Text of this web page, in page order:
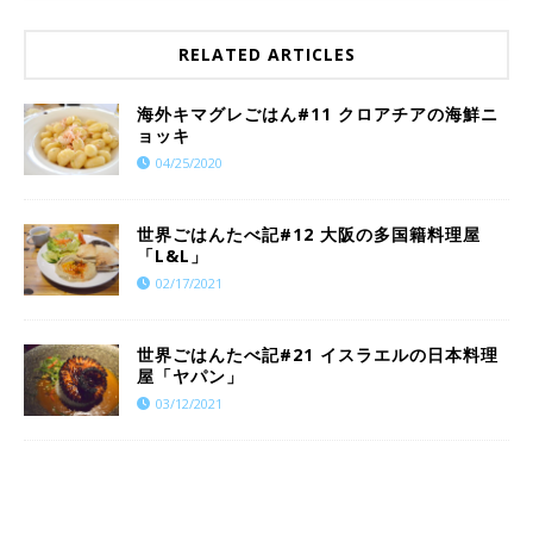
RELATED ARTICLES
海外キマグレごはん#11 クロアチアの海鮮ニ
ョッキ
04/25/2020
世界ごはんたべ記#12 大阪の多国籍料理屋
「L&L」
02/17/2021
世界ごはんたべ記#21 イスラエルの日本料理
屋「ヤパン」
03/12/2021